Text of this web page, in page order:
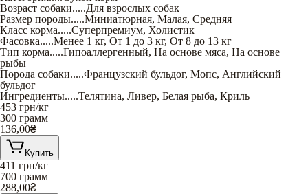
Возраст собаки.....Для взрослых собак
Размер породы.....Миниатюрная, Малая, Средняя
Класс корма.....Суперпремиум, Холистик
Фасовка.....Менее 1 кг, От 1 до 3 кг, От 8 до 13 кг
Тип корма.....Гипоаллергенный, На основе мяса, На основе
рыбы
Порода собаки.....Французский бульдог, Мопс, Английский
бульдог
Ингредиенты.....Телятина, Ливер, Белая рыба, Криль
453 грн/кг
300 грамм
136,00₴
Купить
411 грн/кг
700 грамм
288,00₴